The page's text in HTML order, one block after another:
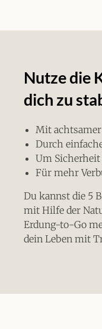
Nutze die
dich zu
Mit
Durch
Um
Für mehr
Du kannst die 5
mit Hilfe der
Erdung-to-Go
dein Leben mit